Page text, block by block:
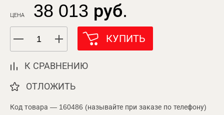
ЦЕНА 38 013 руб.
КУПИТЬ
К СРАВНЕНИЮ
ОТЛОЖИТЬ
Код товара — 160486 (называйте при заказе по телефону)